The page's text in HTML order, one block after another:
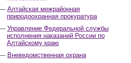
Алтайская межрайонная
природоохранная прокуратура
Управление Федеральной службы
исполнения наказаний России по
Алтайскому краю
Вневедомственная охрана